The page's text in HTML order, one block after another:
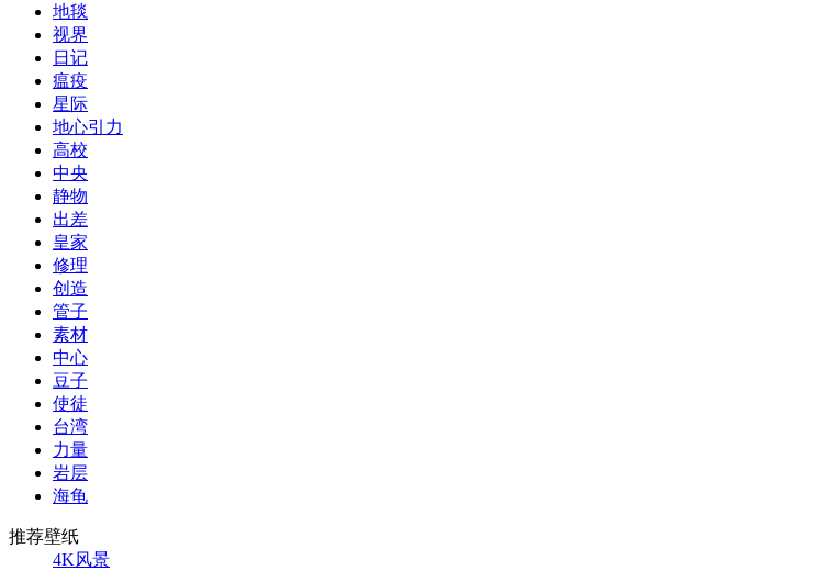
地毯
视界
日记
瘟疫
星际
地心引力
高校
中央
静物
出差
皇家
修理
创造
管子
素材
中心
豆子
使徒
台湾
力量
岩层
海龟
推荐壁纸
4K风景